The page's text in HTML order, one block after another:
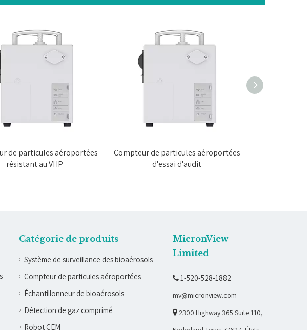
de particules aéroportées
résistant au VHP
Compteur de particules aéroportées
d'essai d'audit
Catégorie de produits
Système de surveillance des bioaérosols
Compteur de particules aéroportées
Échantillonneur de bioaérosols
Détection de gaz comprimé
Robot CEM
MicronView
Limited
 1-520-528-1882
mv@micronview.com
 2300 Highway 365 Suite 110,